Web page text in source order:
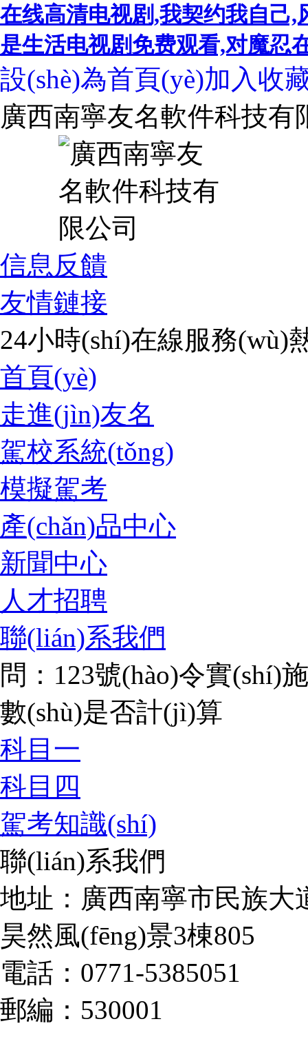
在线高清电视剧,我契约我自己
是生活电视剧免费观看,对魔忍
設(shè)為首頁(yè)加入收
廣西南寧友名軟件科技有
信息反饋
友情鏈接
24小時(shí)在線服務(wù)
首頁(yè)
走進(jìn)友名
駕校系統(tǒng)
模擬駕考
產(chǎn)品中心
新聞中心
人才招聘
聯(lián)系我們
問：123號(hào)令實(shí)
數(shù)是否計(jì)算
科目一
科目四
駕考知識(shí)
聯(lián)系我們
地址：廣西南寧市民族大
昊然風(fēng)景3棟805
電話：0771-5385051
郵編：530001